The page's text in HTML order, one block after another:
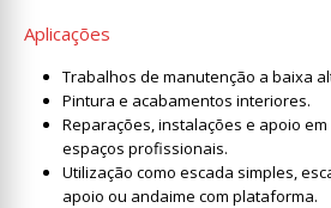
Aplicações
Trabalhos de manutenção a baixa
Pintura e acabamentos interiores.
Reparações, instalações e apoio
espaços profissionais.
Utilização como escada simples,
apoio ou andaime com plataforma.